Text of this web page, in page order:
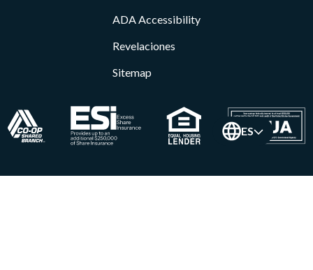
ADA Accessibility
Revelaciones
Sitemap
ES